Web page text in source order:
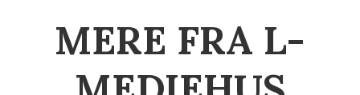
MERE FRA L-